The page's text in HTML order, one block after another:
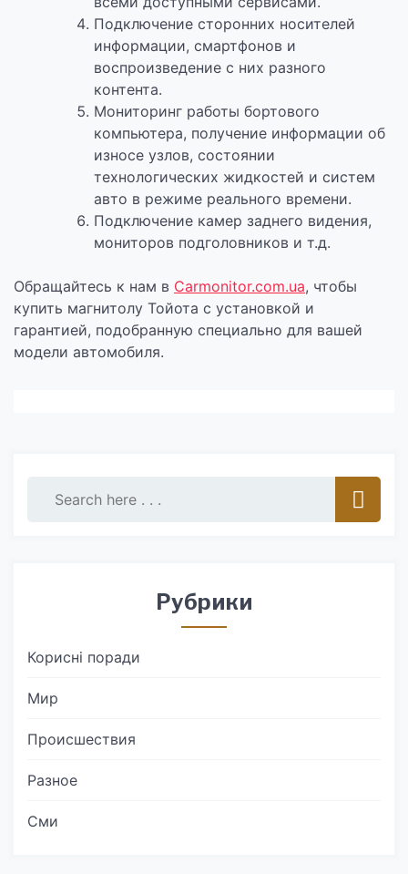
Подключение сторонних носителей
информации, смартфонов и
воспроизведение с них разного
контента.
Мониторинг работы бортового
компьютера, получение информации об
износе узлов, состоянии
технологических жидкостей и систем
авто в режиме реального времени.
Подключение камер заднего видения,
мониторов подголовников и т.д.
Обращайтесь к нам в Carmonitor.com.ua, чтобы
купить магнитолу Тойота с установкой и
гарантией, подобранную специально для вашей
модели автомобиля.
Рубрики
Корисні поради
Мир
Происшествия
Разное
Сми